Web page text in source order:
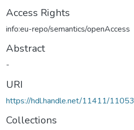
Access Rights
info:eu-repo/semantics/openAccess
Abstract
-
URI
https://hdl.handle.net/11411/11053
Collections